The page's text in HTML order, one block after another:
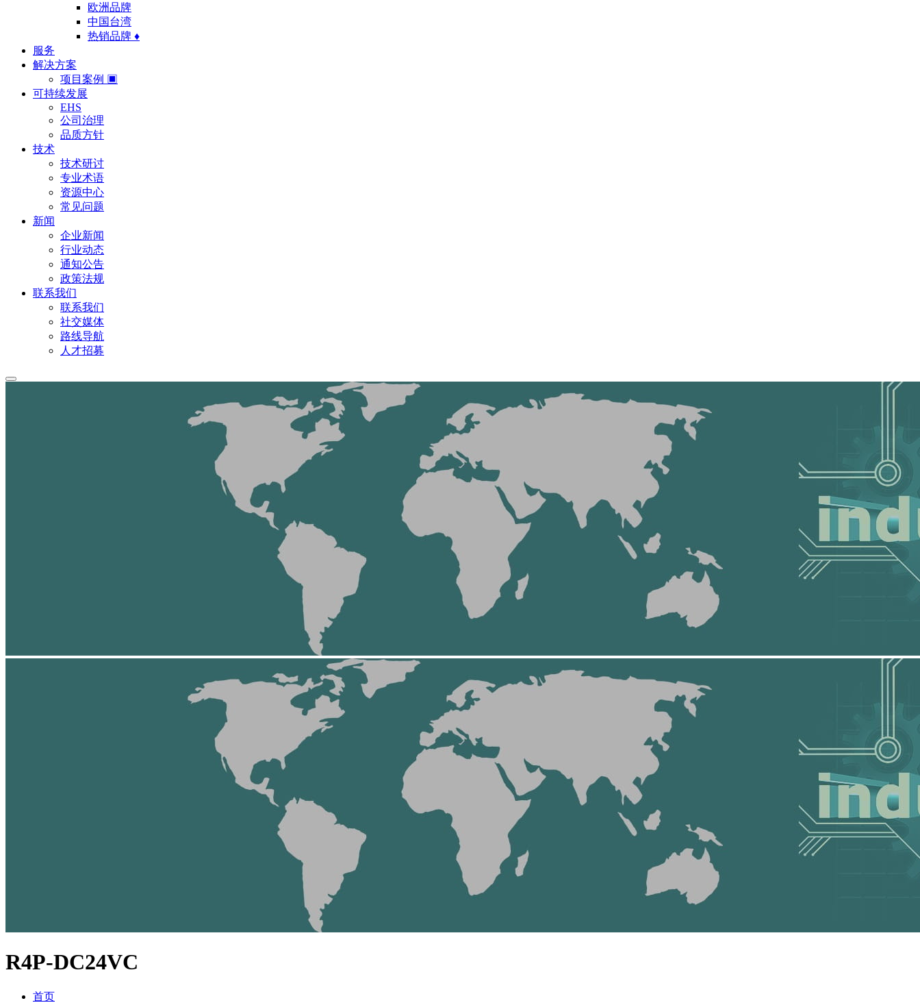
欧洲品牌
中国台湾
热销品牌 ♦
服务
解决方案
项目案例 ▣
可持续发展
EHS
公司治理
品质方针
技术
技术研讨
专业术语
资源中心
常见问题
新闻
企业新闻
行业动态
通知公告
政策法规
联系我们
联系我们
社交媒体
路线导航
人才招募
R4P-DC24VC
首页